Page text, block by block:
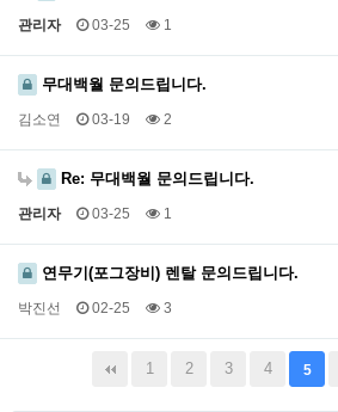
관리자 03-25 1
무대백월 문의드립니다.
김소연 03-19 2
Re: 무대백월 문의드립니다.
관리자 03-25 1
연무기(포그장비) 렌탈 문의드립니다.
박진선 02-25 3
1 2 3 4 5